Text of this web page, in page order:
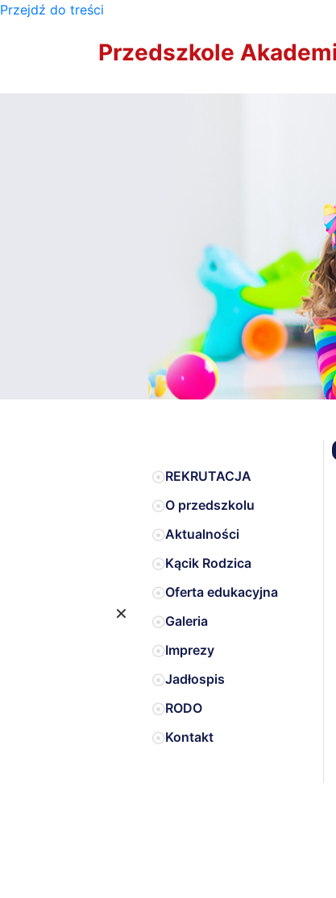
Przejdź do treści
Przedszkole
×
REKRUTACJA
O przedszkolu
Aktualności
Kącik Rodzica
Oferta edukacyjna
Galeria
Imprezy
Jadłospis
RODO
Kontakt